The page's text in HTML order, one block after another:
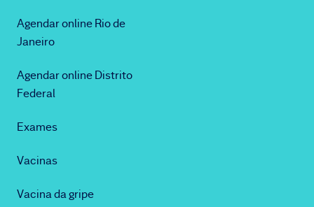
Agendar online Rio de
Janeiro
Agendar online Distrito
Federal
Exames
Vacinas
Vacina da gripe